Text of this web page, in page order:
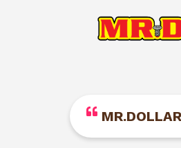
MR.DOLLAR